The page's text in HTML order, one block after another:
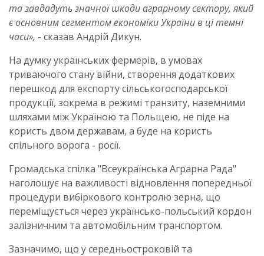
та завдадуть значної шкоди аграрному сектору, який
є основним сегментом економіки України в ці темні
часи», - сказав Андрій Дикун.
На думку українських фермерів, в умовах
триваючого стану війни, створення додаткових
перешкод для експорту сільськогосподарської
продукції, зокрема в режимі транзиту, наземними
шляхами між Україною та Польщею, не піде на
користь двом державам, а буде на користь
спільного ворога - росії.
Громадська спілка "Всеукраїнська Аграрна Рада"
наголошує на важливості відновлення попередньої
процедури вибіркового контролю зерна, що
переміщується через українсько-польський кордон
залізничним та автомобільним транспортом.
Зазначимо, що у середньостроковій та